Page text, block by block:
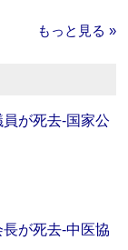
もっと見る »
員が死去‐国家公
が死去‐中医協